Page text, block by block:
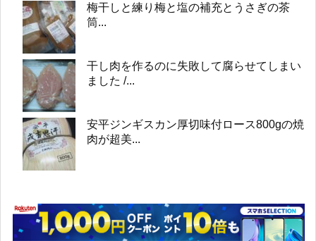
梅干しと練り梅と塩の補充とうさぎの茶
筒...
干し肉を作るのに失敗して腐らせてしまい
ました /...
安平ジンギスカン厚切味付ロース800gの焼
肉が超美...